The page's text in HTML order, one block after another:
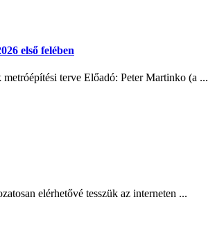
első felében
terve Előadó: Peter Martinko (a ...
elérhetővé tesszük az interneten ...